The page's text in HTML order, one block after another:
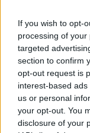
If you wish to opt-
processing of
targeted
section to confirm
opt-out request is
interest-based
us or personal
your opt-out. You
disclosure of your
δωρεάν πόσιμο
8 Αυγούστου, 2026
Δύο συναυλίες
8 Αυγούστου, 2026
“Έρθεις δεν